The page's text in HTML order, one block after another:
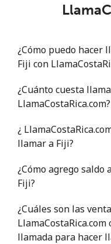
¿Cómo puedo hacer
Fiji con
¿Cuánto cuesta
LlamaCostaRica.com?
¿
llamar a Fiji?
¿Cómo agrego
Fiji?
¿Cuáles son las
llamada para hacer